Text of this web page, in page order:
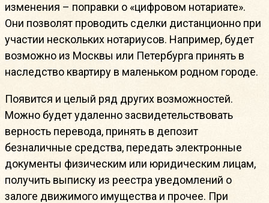
изменения – поправки о «цифровом нотариате».
Они позволят проводить сделки дистанционно при
участии нескольких нотариусов. Например, будет
возможно из Москвы или Петербурга принять в
наследство квартиру в маленьком родном городе.
Появится и целый ряд других возможностей.
Можно будет удаленно засвидетельствовать
верность перевода, принять в депозит
безналичные средства, передать электронные
документы физическим или юридическим лицам,
получить выписку из реестра уведомлений о
залоге движимого имущества и прочее. При